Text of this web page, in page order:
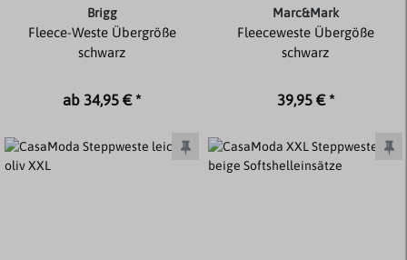
Brigg
Fleece-Weste Übergröße
schwarz
ab 34,95 € *
Marc&Mark
Fleeceweste Übergöße
schwarz
39,95 € *